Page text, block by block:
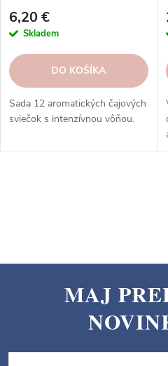
6,20 €
Skladem
DO KOŠÍKA
Sada 12 aromatických čajových
sviečok s intenzívnou vôňou.
d
p
p
MAJ